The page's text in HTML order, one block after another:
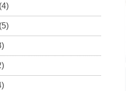
(4)
(5)